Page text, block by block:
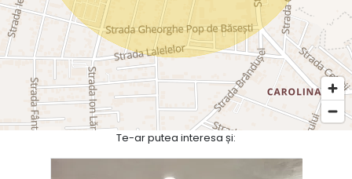
Te-ar putea interesa și: